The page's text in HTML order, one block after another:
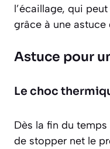
l’écaillage, qui
grâce à une
Astuce pour
Le choc
Dès la fin du
de stopper net le